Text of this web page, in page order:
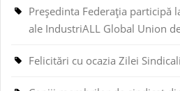
Președinta Federația participă
ale IndustriALL Global Union
Felicitări cu ocazia Zilei